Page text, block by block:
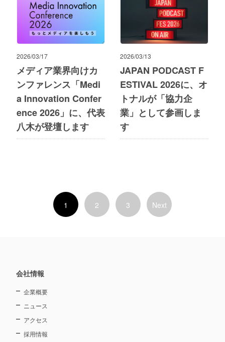
2026/03/17
メディア業界向けカ
ンファレンス「Medi
a Innovation Confer
ence 2026」に、代表
八木が登壇します
2026/03/13
JAPAN PODCAST F
ESTIVAL 2026に、オ
トナルが「協力企
業」として参画しま
す
1 2 3 Next
会社情報
企業概要
ニュース
アクセス
採用情報